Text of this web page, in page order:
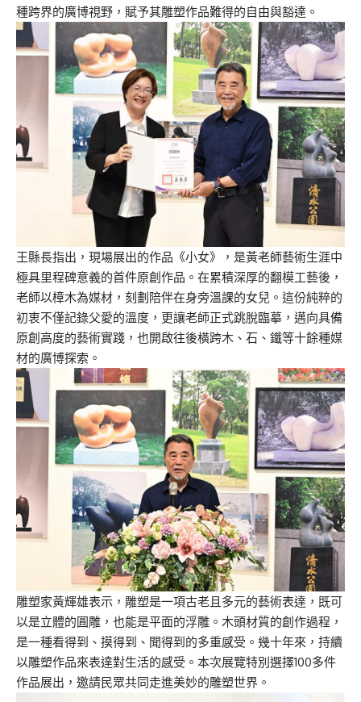
種跨界的廣博視野，賦予其雕塑作品難得的自由與豁達。
王縣長指出，現場展出的作品《小女》，是黃老師藝術生涯中
極具里程碑意義的首件原創作品。在累積深厚的翻模工藝後，
老師以樟木為媒材，刻劃陪伴在身旁溫課的女兒。這份純粹的
初衷不僅記錄父愛的溫度，更讓老師正式跳脫臨摹，邁向具備
原創高度的藝術實踐，也開啟往後橫跨木、石、鐵等十餘種媒
材的廣博探索。
雕塑家黃輝雄表示，雕塑是一項古老且多元的藝術表達，既可
以是立體的圓雕，也能是平面的浮雕。木頭材質的創作過程，
是一種看得到、摸得到、聞得到的多重感受。幾十年來，持續
以雕塑作品來表達對生活的感受。本次展覽特別選擇100多件
作品展出，邀請民眾共同走進美妙的雕塑世界。